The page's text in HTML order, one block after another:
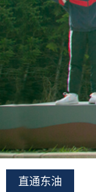
直通东油